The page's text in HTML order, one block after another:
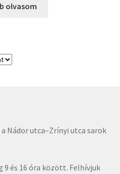
olvasom
Nádor utca–Zrínyi utca sarok
és 16 óra között. Felhívjuk